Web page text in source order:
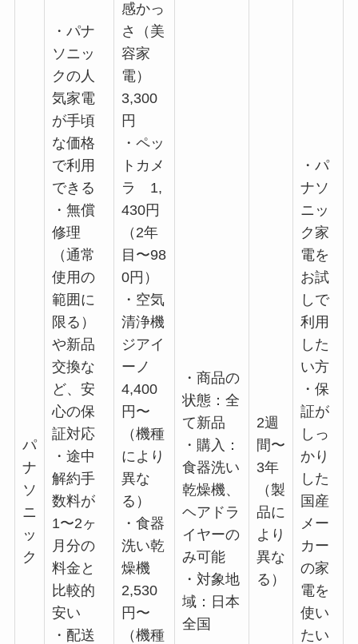
パ
ナ
ソ
ニ
ッ
ク
・パナ
ソニッ
クの人
気家電
が手頃
な価格
で利用
できる
・無償
修理
（通常
使用の
範囲に
限る）
や新品
交換な
ど、安
心の保
証対応
・途中
解約手
数料が
1〜2ヶ
月分の
料金と
比較的
安い
・配送
感かっ
さ（美
容家
電）
3,300
円
・ペッ
トカメ
ラ 1,
430円
（2年
目〜98
0円）
・空気
清浄機
ジアイ
ーノ
4,400
円〜
（機種
により
異な
る）
・食器
洗い乾
燥機
2,530
円〜
（機種
・商品の
状態：全
て新品
・購入：
食器洗い
乾燥機、
ヘアドラ
イヤーの
み可能
・対象地
域：日本
全国
2週
間〜
3年
（製
品に
より
異な
る）
・パ
ナソ
ニッ
ク家
電を
お試
しで
利用
した
い方
・保
証が
しっ
かり
した
国産
メー
カー
の家
電を
使い
たい